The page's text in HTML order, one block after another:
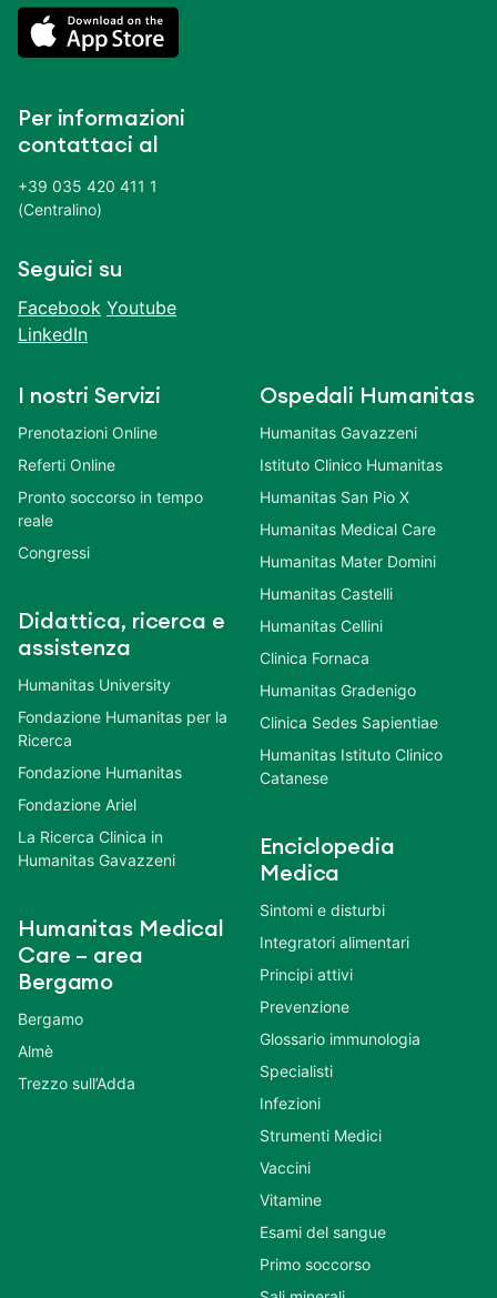
Per informazioni
contattaci al
+39 035 420 411 1
(Centralino)
Seguici su
Facebook Youtube
LinkedIn
I nostri Servizi
Prenotazioni Online
Referti Online
Pronto soccorso in tempo
reale
Congressi
Didattica, ricerca e
assistenza
Humanitas University
Fondazione Humanitas per la
Ricerca
Fondazione Humanitas
Fondazione Ariel
La Ricerca Clinica in
Humanitas Gavazzeni
Humanitas Medical
Care – area
Bergamo
Bergamo
Almè
Trezzo sull’Adda
Ospedali Humanitas
Humanitas Gavazzeni
Istituto Clinico Humanitas
Humanitas San Pio X
Humanitas Medical Care
Humanitas Mater Domini
Humanitas Castelli
Humanitas Cellini
Clinica Fornaca
Humanitas Gradenigo
Clinica Sedes Sapientiae
Humanitas Istituto Clinico
Catanese
Enciclopedia
Medica
Sintomi e disturbi
Integratori alimentari
Principi attivi
Prevenzione
Glossario immunologia
Specialisti
Infezioni
Strumenti Medici
Vaccini
Vitamine
Esami del sangue
Primo soccorso